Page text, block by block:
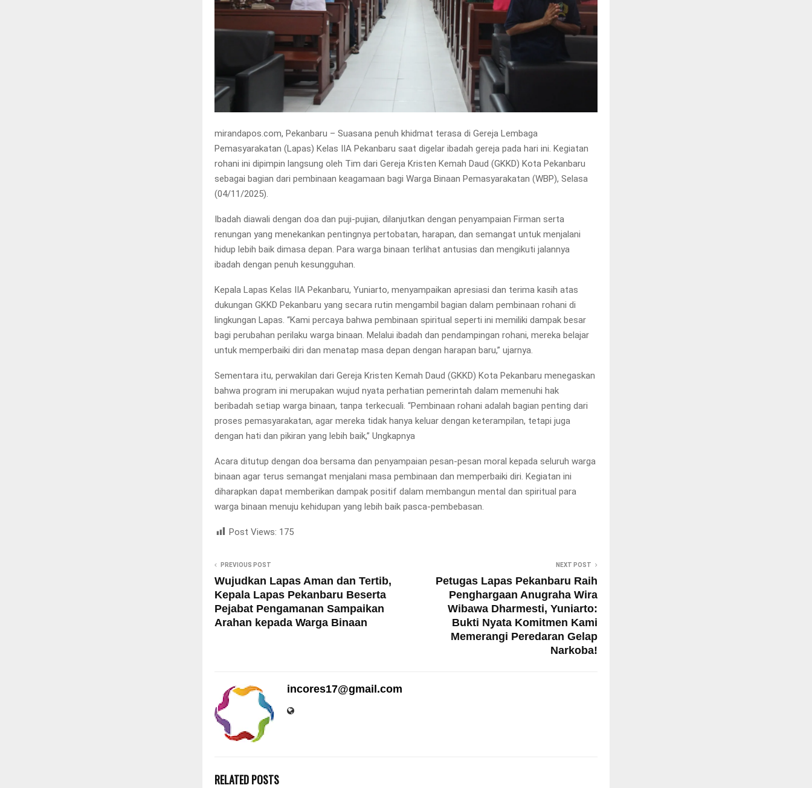
mirandapos.com, Pekanbaru – Suasana penuh khidmat terasa di Gereja Lembaga
Pemasyarakatan (Lapas) Kelas IIA Pekanbaru saat digelar ibadah gereja pada hari ini. Kegiatan
rohani ini dipimpin langsung oleh Tim dari Gereja Kristen Kemah Daud (GKKD) Kota Pekanbaru
sebagai bagian dari pembinaan keagamaan bagi Warga Binaan Pemasyarakatan (WBP), Selasa
(04/11/2025).
Ibadah diawali dengan doa dan puji-pujian, dilanjutkan dengan penyampaian Firman serta
renungan yang menekankan pentingnya pertobatan, harapan, dan semangat untuk menjalani
hidup lebih baik dimasa depan. Para warga binaan terlihat antusias dan mengikuti jalannya
ibadah dengan penuh kesungguhan.
Kepala Lapas Kelas IIA Pekanbaru, Yuniarto, menyampaikan apresiasi dan terima kasih atas
dukungan GKKD Pekanbaru yang secara rutin mengambil bagian dalam pembinaan rohani di
lingkungan Lapas. “Kami percaya bahwa pembinaan spiritual seperti ini memiliki dampak besar
bagi perubahan perilaku warga binaan. Melalui ibadah dan pendampingan rohani, mereka belajar
untuk memperbaiki diri dan menatap masa depan dengan harapan baru,” ujarnya.
Sementara itu, perwakilan dari Gereja Kristen Kemah Daud (GKKD) Kota Pekanbaru menegaskan
bahwa program ini merupakan wujud nyata perhatian pemerintah dalam memenuhi hak
beribadah setiap warga binaan, tanpa terkecuali. “Pembinaan rohani adalah bagian penting dari
proses pemasyarakatan, agar mereka tidak hanya keluar dengan keterampilan, tetapi juga
dengan hati dan pikiran yang lebih baik,” Ungkapnya
Acara ditutup dengan doa bersama dan penyampaian pesan-pesan moral kepada seluruh warga
binaan agar terus semangat menjalani masa pembinaan dan memperbaiki diri. Kegiatan ini
diharapkan dapat memberikan dampak positif dalam membangun mental dan spiritual para
warga binaan menuju kehidupan yang lebih baik pasca-pembebasan.
Post Views: 175
PREVIOUS POST
Wujudkan Lapas Aman dan Tertib,
Kepala Lapas Pekanbaru Beserta
Pejabat Pengamanan Sampaikan
Arahan kepada Warga Binaan
NEXT POST
Petugas Lapas Pekanbaru Raih
Penghargaan Anugraha Wira
Wibawa Dharmesti, Yuniarto:
Bukti Nyata Komitmen Kami
Memerangi Peredaran Gelap
Narkoba!
incores17@gmail.com
RELATED POSTS